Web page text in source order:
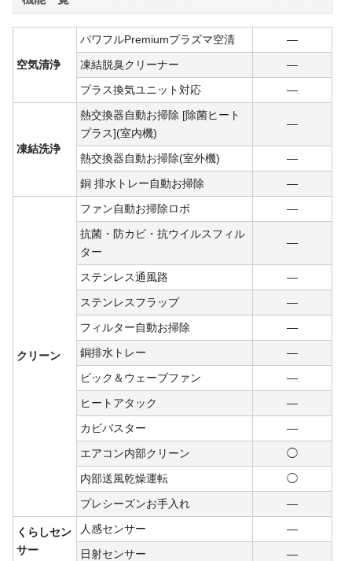
空気清浄
パワフルPremiumプラズマ空清
―
凍結脱臭クリーナー
―
プラス換気ユニット対応
―
凍結洗浄
熱交換器自動お掃除 [除菌ヒート
プラス](室内機)
―
熱交換器自動お掃除(室外機)
―
銅 排水トレー自動お掃除
―
クリーン
ファン自動お掃除ロボ
―
抗菌・防カビ・抗ウイルスフィル
ター
―
ステンレス通風路
―
ステンレスフラップ
―
フィルター自動お掃除
―
銅排水トレー
―
ビック＆ウェーブファン
―
ヒートアタック
―
カビバスター
―
エアコン内部クリーン
◯
内部送風乾燥運転
◯
プレシーズンお手入れ
―
くらしセン
サー
人感センサー
―
日射センサー
―